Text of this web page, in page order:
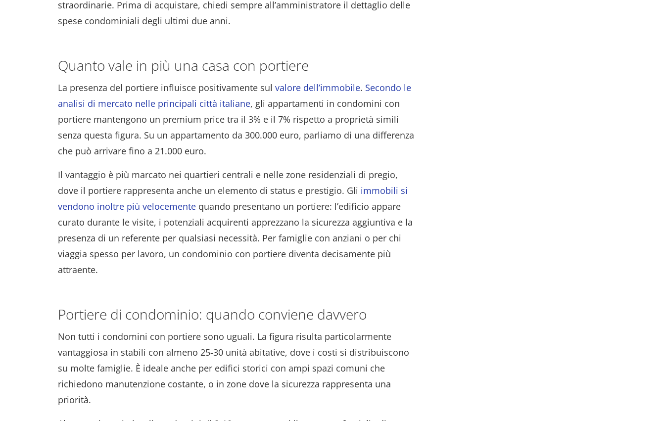
straordinarie. Prima di acquistare, chiedi sempre all’amministratore il dettaglio delle
spese condominiali degli ultimi due anni.
Quanto vale in più una casa con portiere
La presenza del portiere influisce positivamente sul valore dell’immobile. Secondo le
analisi di mercato nelle principali città italiane, gli appartamenti in condomini con
portiere mantengono un premium price tra il 3% e il 7% rispetto a proprietà simili
senza questa figura. Su un appartamento da 300.000 euro, parliamo di una differenza
che può arrivare fino a 21.000 euro.
Il vantaggio è più marcato nei quartieri centrali e nelle zone residenziali di pregio,
dove il portiere rappresenta anche un elemento di status e prestigio. Gli immobili si
vendono inoltre più velocemente quando presentano un portiere: l’edificio appare
curato durante le visite, i potenziali acquirenti apprezzano la sicurezza aggiuntiva e la
presenza di un referente per qualsiasi necessità. Per famiglie con anziani o per chi
viaggia spesso per lavoro, un condominio con portiere diventa decisamente più
attraente.
Portiere di condominio: quando conviene davvero
Non tutti i condomini con portiere sono uguali. La figura risulta particolarmente
vantaggiosa in stabili con almeno 25-30 unità abitative, dove i costi si distribuiscono
su molte famiglie. È ideale anche per edifici storici con ampi spazi comuni che
richiedono manutenzione costante, o in zone dove la sicurezza rappresenta una
priorità.